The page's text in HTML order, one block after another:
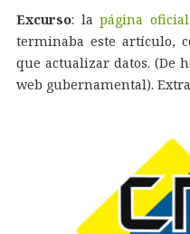
Excurso: lapágina oficial
terminaba este artículo,
que actualizar datos. (De
web gubernamental).